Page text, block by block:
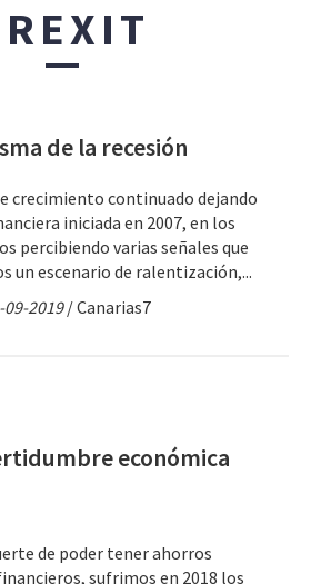
de la recesión
crecimiento continuado dejando
iniciada en 2007, en los
percibiendo varias señales que
un escenario de ralentización,...
09-2019/ Canarias7
económica
de poder tener ahorros
sufrimos en 2018 los